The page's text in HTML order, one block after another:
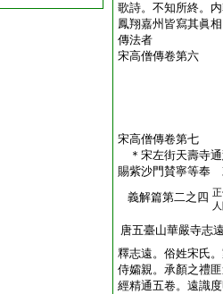
歌詩。不知所終。
鳳翔嘉州皆寫其眞
傳法者
宋高僧傳卷第六
宋高僧傳卷第七
＊宋左街天壽寺
賜紫沙門賛寧等
義解篇第二之四
唐五臺山華嚴寺志
釋志遠。俗姓宋氏
侍孀親。承顏之禮
經精通五卷。遠識